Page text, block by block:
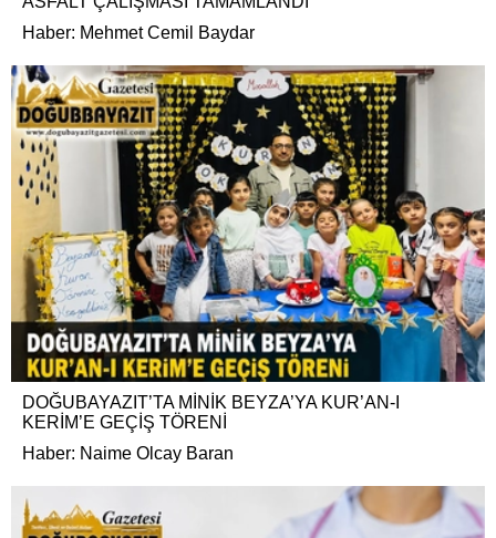
Haber: Mehmet Cemil Baydar
DOĞUBAYAZIT’TA MİNİK BEYZA’YA KUR’AN-I
KERİM’E GEÇİŞ TÖRENİ
Haber: Naime Olcay Baran